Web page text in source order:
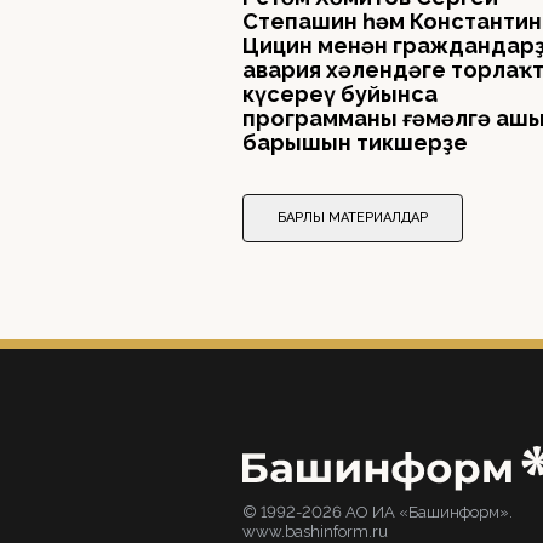
Степашин һәм Константин
Цицин менән
авария хәлендәге
күсереү буйынса
программаны ғәмәлгә
барышын тикшерҙе
БАРЛЫҠ МАТЕРИАЛДАР
© 1992-2026 АО ИА «Башинформ».
www.bashinform.ru